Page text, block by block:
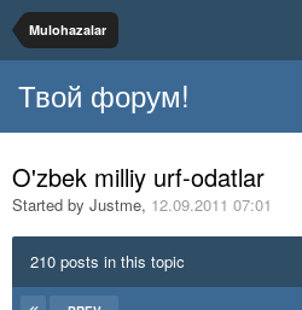
Mulohazalar
Твой форум!
O'zbek milliy urf-odatlar
Started by Justme, 12.09.2011 07:01
210 posts in this topic